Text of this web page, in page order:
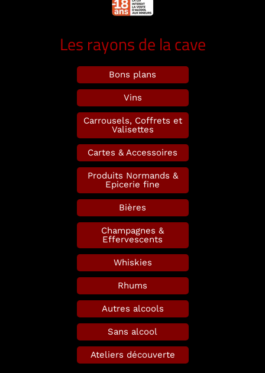
Les rayons de la cave
Bons plans
Vins
Carrousels, Coffrets et
Valisettes
Cartes & Accessoires
Produits Normands &
Epicerie fine
Bières
Champagnes &
Effervescents
Whiskies
Rhums
Autres alcools
Sans alcool
Ateliers découverte